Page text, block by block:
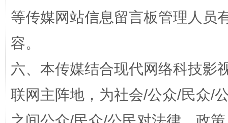
扯下公款旅游的“隐身衣” 如何以
等传媒网站信息留言板管理人员
容。
六、本传媒结合现代网络科技影
联网主阵地，为社会/公众/民众/